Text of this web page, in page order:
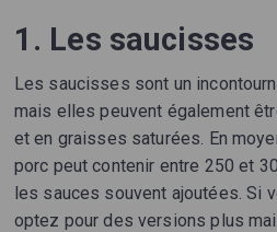
1. Les saucisses
Les saucisses sont un
mais elles peuvent également
et en graisses saturées. En
porc peut contenir entre 250 et
les sauces souvent ajoutées. Si
optez pour des versions plus